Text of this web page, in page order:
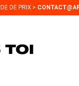
DE PRIX >